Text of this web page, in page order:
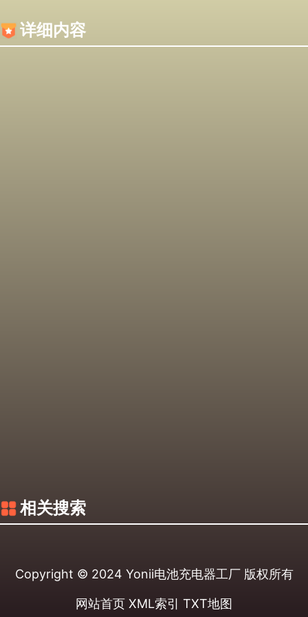
详细内容
相关搜索
Copyright © 2024 Yonii电池充电器工厂版权所有
网站首页 XML索引 TXT地图